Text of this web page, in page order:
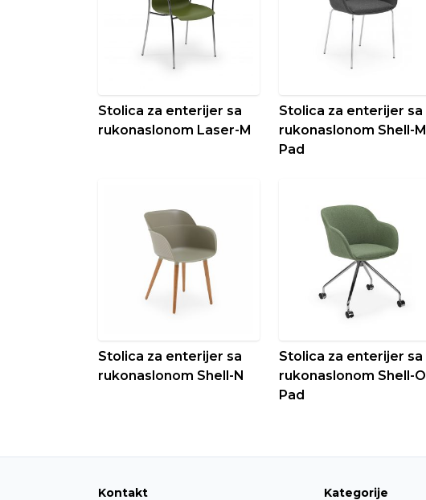
Stolica za enterijer sa
rukonaslonom Laser-M
Stolica za enterijer sa
rukonaslonom Shell-M
Pad
Stolica za enterijer sa
rukonaslonom Shell-N
Stolica za enterijer sa
rukonaslonom Shell-O
Pad
Kontakt Kategorije